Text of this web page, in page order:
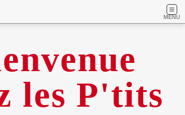
MENU
les P'tits